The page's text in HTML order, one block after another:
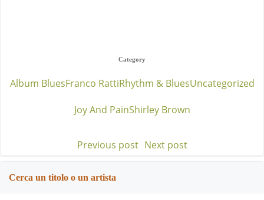
Category
Album BluesFranco RattiRhythm & BluesUncategorized
Joy And PainShirley Brown
Post
navigation
Previous post Post
Next post
Cerca un titolo o un artista